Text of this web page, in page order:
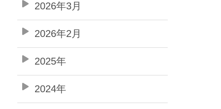
2026年3月
2026年2月
2025年
2024年